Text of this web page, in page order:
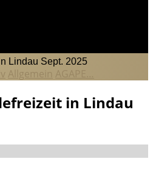
Lindau Sept. 2025
Allgemein AGAPE…
in Lindau